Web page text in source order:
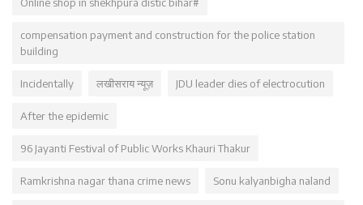
compensation payment and construction for the police station
building
Incidentally लखीसराय न्यूज़ JDU leader dies of electrocution
After the epidemic
96 Jayanti Festival of Public Works Khauri Thakur
Ramkrishna nagar thana crime news Sonu kalyanbigha naland